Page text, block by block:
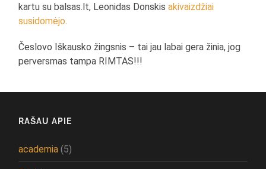
kartu su balsas.lt, Leonidas Donskisakivaizdžiai
susidomėjo.
Česlovo Iškausko žingsnis – tai jau labai gera žinia, jog
perversmas tampa RIMTAS!!!
RAŠAU APIE
academia (5)